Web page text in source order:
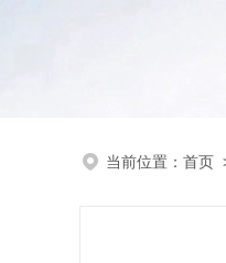
当前位置： 首页